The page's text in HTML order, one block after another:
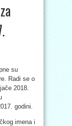
su
Radi se o
2018.
godini.
imena i